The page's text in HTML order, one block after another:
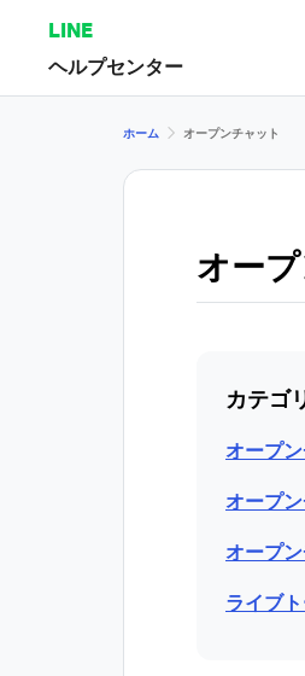
LINE
ヘルプセンター
ホーム オープンチャット
オー
カテゴ
オープ
オープ
オープ
ライブ